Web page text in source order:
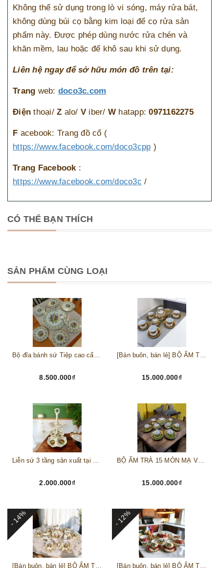
Không thể sử dụng trong lò vi sóng, máy rửa bát,
không dùng búi cọ bằng kim loại để cọ rửa sản
phẩm này. Được phép dùng nước rửa chén và
khăn mềm, lau hoặc để khô sau khi sử dụng.
Liên hệ ngay để sở hữu món đồ trên tại:
Trang web: doco3c.com
Điện thoại/ Z alo/ V iber/ W hatapp:0971162275
F acebook: Trang đồ cổ (
https://www.facebook.com/doco3cpp )
Trang Facebook:
https://www.facebook.com/doco3c /
CÓ THỂ BẠN THÍCH
SẢN PHẨM CÙNG LOẠI
Bộ đĩa bánh sứ Tiệp cao cấp – Biểu tượng tinh tế cho bàn tiệc thượng lưu
8.500.000₫
Liễn sứ 3 tầng sản xuất tại Karlovy Vary Cộng hoà Séc mã PVN346
2.000.000₫
- 14%
[Bán buôn, bán lẻ] BỘ ẤM TRÀ SÉC 15 MÓN MẠ VÀNG 24K CHẤT SỨ NGỌC TRAI HÌNH 3 CÔ GÁI HY LẠP CỔ ĐẠI (size nhỏ)
[Bán buôn, bán lẻ] BỘ ẤM TRÀ 15 MÓN MẠ VÀNG 24K THƯỢNG HIỆU HOÀNG GIA Sản xuất tại CH Séc
15.000.000₫
BỘ ẤM TRÀ 15 MÓN MẠ VÀNG 24K THƯỢNG HIỆU HOÀNG GIA Sản xuất tại CH Séc
15.000.000₫
- 12%
[Bán buôn, bán lẻ] BỘ ẤM TRÀ 15 MÓN MẠ VÀNG 24K HÌNH 6 LOÀI THÚ MÀU ĐỎ Sản xuất tại CH Séc (Tiệp Khắc)